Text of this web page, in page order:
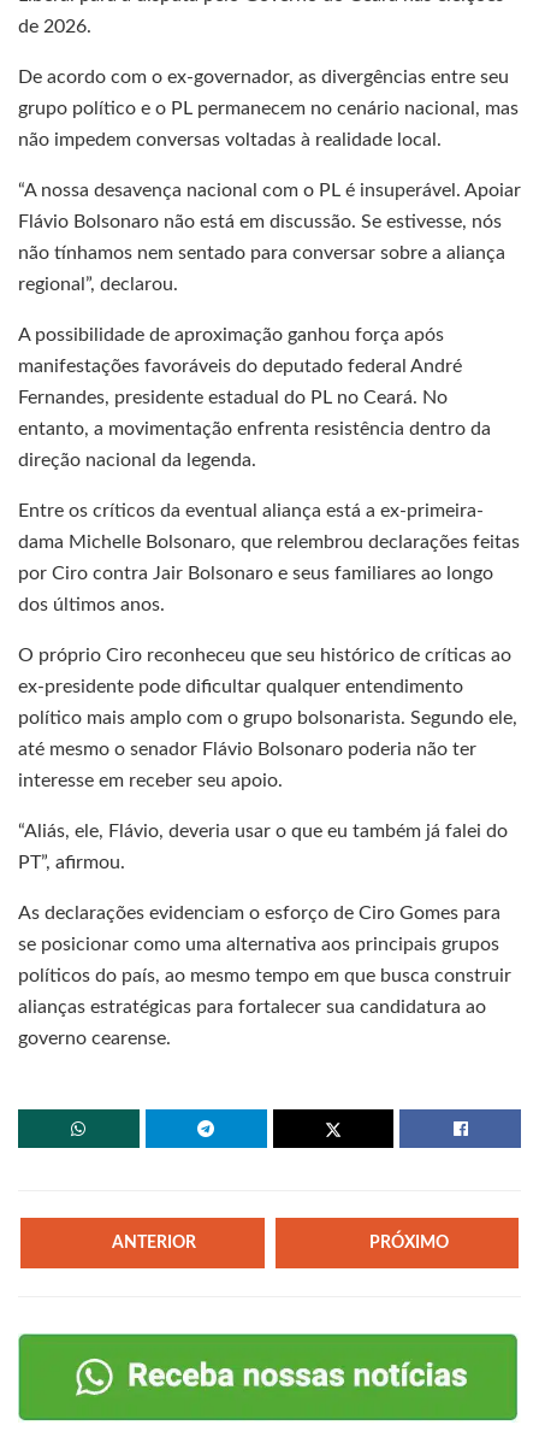
de 2026.
De acordo com o ex-governador, as divergências entre seu
grupo político e o PL permanecem no cenário nacional, mas
não impedem conversas voltadas à realidade local.
“A nossa desavença nacional com o PL é insuperável. Apoiar
Flávio Bolsonaro não está em discussão. Se estivesse, nós
não tínhamos nem sentado para conversar sobre a aliança
regional”, declarou.
A possibilidade de aproximação ganhou força após
manifestações favoráveis do deputado federal André
Fernandes, presidente estadual do PL no Ceará. No
entanto, a movimentação enfrenta resistência dentro da
direção nacional da legenda.
Entre os críticos da eventual aliança está a ex-primeira-
dama Michelle Bolsonaro, que relembrou declarações feitas
por Ciro contra Jair Bolsonaro e seus familiares ao longo
dos últimos anos.
O próprio Ciro reconheceu que seu histórico de críticas ao
ex-presidente pode dificultar qualquer entendimento
político mais amplo com o grupo bolsonarista. Segundo ele,
até mesmo o senador Flávio Bolsonaro poderia não ter
interesse em receber seu apoio.
“Aliás, ele, Flávio, deveria usar o que eu também já falei do
PT”, afirmou.
As declarações evidenciam o esforço de Ciro Gomes para
se posicionar como uma alternativa aos principais grupos
políticos do país, ao mesmo tempo em que busca construir
alianças estratégicas para fortalecer sua candidatura ao
governo cearense.
ANTERIOR PRÓXIMO